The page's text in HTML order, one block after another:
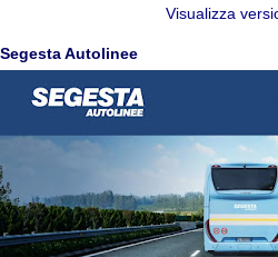
Visualizza
Segesta Autolinee